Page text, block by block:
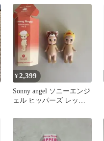
¥2,399
Sonny angel ソニーエンジ
ェル ヒッパーズ レッサ